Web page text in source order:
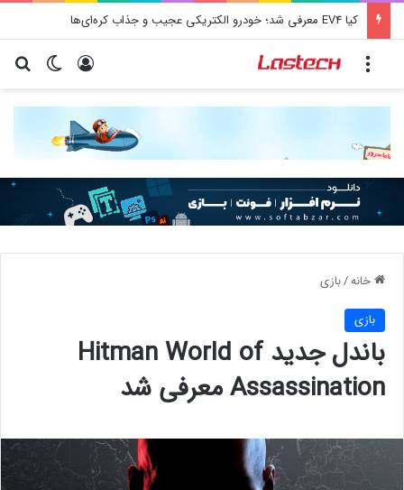
کیا EV4 معرفی شد؛ خودرو الکتریکی عجیب و جذاب کره‌ای‌ها
تغییر ورود
خانه/بازی
بازی
باندل جدید Hitman World of
Assassination معرفی شد